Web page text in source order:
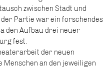
zwischen Stadt und
Partie war ein forschendes
den Aufbau drei neuer
fest.
der neuen
an den jeweiligen